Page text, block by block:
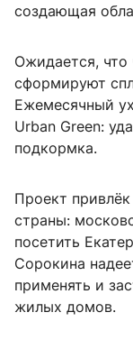
создающая
Ожидается, что
сформируют
Ежемесячный
Urban Green:
подкормка.
Проект
страны:
посетить
Сорокина
применять и
жилых домов.